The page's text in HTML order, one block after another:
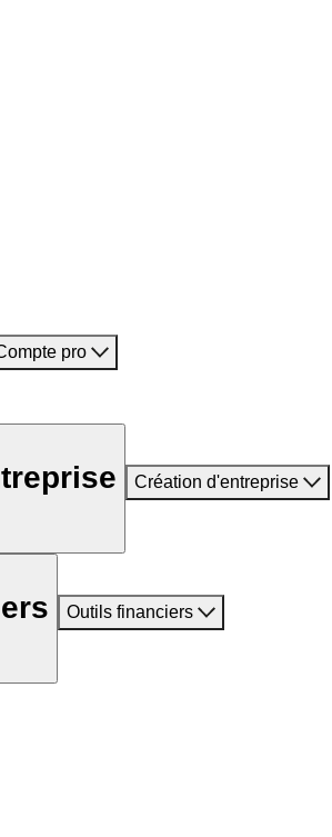
pro
Création d'entreprise
Outils financiers